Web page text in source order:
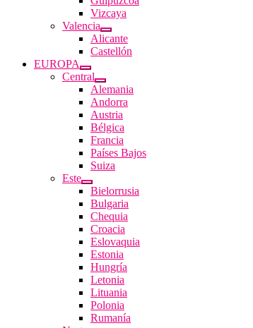
Vizcaya
Valencia
Alicante
Castellón
EUROPA
Central
Alemania
Andorra
Austria
Bélgica
Francia
Países Bajos
Suiza
Este
Bielorrusia
Bulgaria
Chequia
Croacia
Eslovaquia
Estonia
Hungría
Letonia
Lituania
Polonia
Rumanía